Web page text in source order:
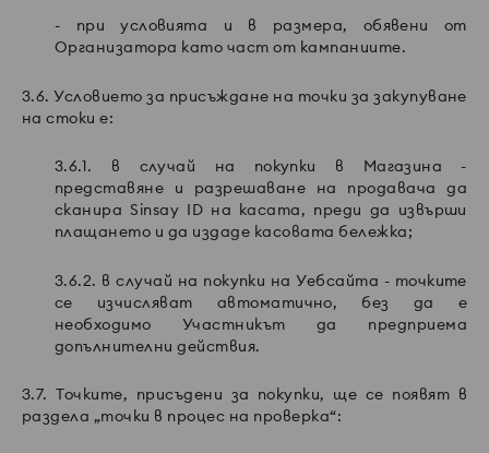
- при условията и в размера, обявени от
Организатора като част от кампаниите.
3.6. Условието за присъждане на точки за закупуване
на стоки е:
3.6.1. в случай на покупки в Магазина -
представяне и разрешаване на продавача да
сканира Sinsay ID на касата, преди да извърши
плащането и да издаде касовата бележка;
3.6.2. в случай на покупки на Уебсайта - точките
се изчисляват автоматично, без да е
необходимо Участникът да предприема
допълнителни действия.
3.7. Точките, присъдени за покупки, ще се появят в
раздела „точки в процес на проверка“: